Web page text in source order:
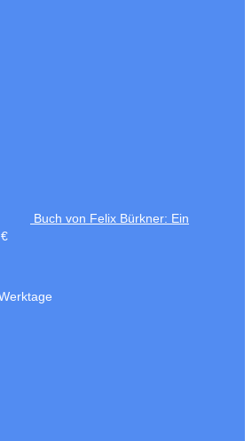
Buch von Felix Bürkner: Ein
€